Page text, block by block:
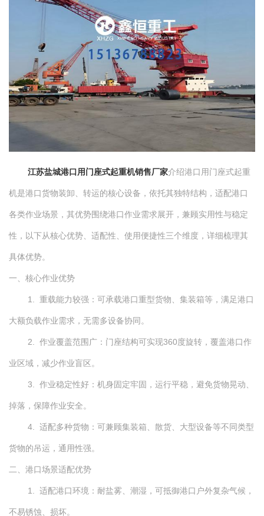
江苏盐城港口用门座式起重机销售厂家介绍港口用门座式起重
机是港口货物装卸、转运的核心设备，依托其独特结构，适配港口
各类作业场景，其优势围绕港口作业需求展开，兼顾实用性与稳定
性，以下从核心优势、适配性、使用便捷性三个维度，详细梳理其
具体优势。
一、核心作业优势
1. 重载能力较强：可承载港口重型货物、集装箱等，满足港口
大额负载作业需求，无需多设备协同。
2. 作业覆盖范围广：门座结构可实现360度旋转，覆盖港口作
业区域，减少作业盲区。
3. 作业稳定性好：机身固定牢固，运行平稳，避免货物晃动、
掉落，保障作业安全。
4. 适配多种货物：可兼顾集装箱、散货、大型设备等不同类型
货物的吊运，通用性强。
二、港口场景适配优势
1. 适配港口环境：耐盐雾、潮湿，可抵御港口户外复杂气候，
不易锈蚀、损坏。